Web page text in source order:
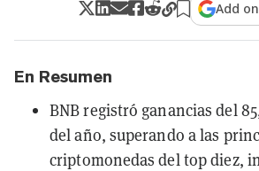
Add
En Resumen
BNB registró ganancias del
del año, superando a las
criptomonedas del top diez,